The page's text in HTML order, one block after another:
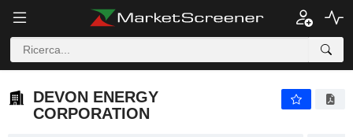
DEVON ENERGY
CORPORATION